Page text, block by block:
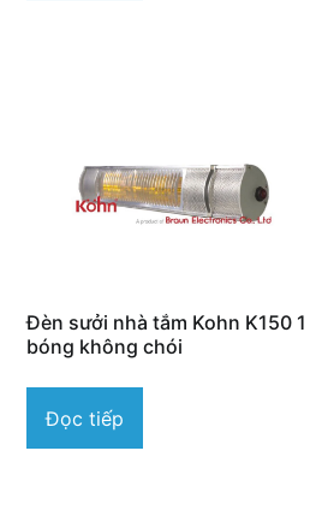
Đèn sưởi nhà tắm Kohn K150 1
bóng không chói
Đọc tiếp